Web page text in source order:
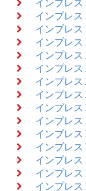
インプレ
インプレス
インプレス
インプレス
インプレス
インプレ
インプレス
インプレス
インプレス
インプレス
インプレス
インプレ
インプレ
インプレ
インプレス